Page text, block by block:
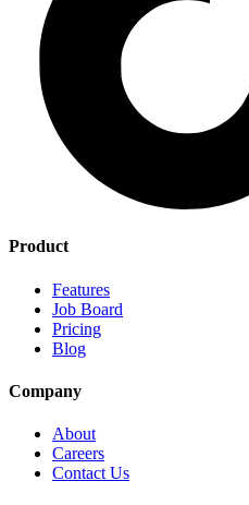
Product
Features
Job Board
Pricing
Blog
Company
About
Careers
Contact Us